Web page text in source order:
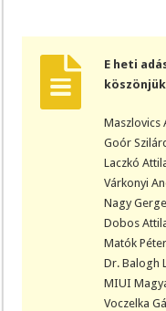
E heti
Maszlovics
Goór
Laczkó
Várkonyi
Nagy
Dobos
Matók Péter
Dr. Balogh
MIUI
Voczelka